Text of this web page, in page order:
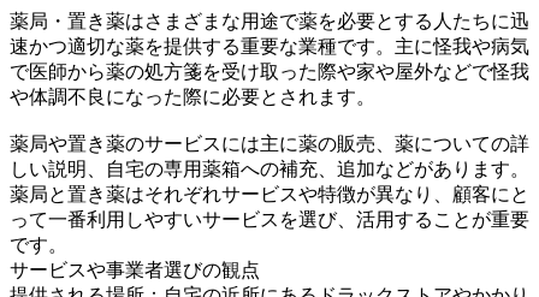
薬局・置き薬はさまざまな用途で薬を必要とする人たちに迅
速かつ適切な薬を提供する重要な業種です。主に怪我や病気
で医師から薬の処方箋を受け取った際や家や屋外などで怪我
や体調不良になった際に必要とされます。
薬局や置き薬のサービスには主に薬の販売、薬についての詳
しい説明、自宅の専用薬箱への補充、追加などがあります。
薬局と置き薬はそれぞれサービスや特徴が異なり、顧客にと
って一番利用しやすいサービスを選び、活用することが重要
です。
サービスや事業者選びの観点